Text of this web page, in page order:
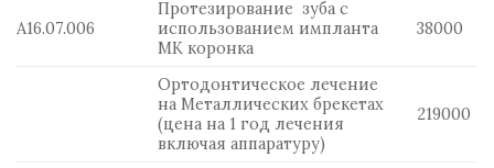
А16.07.006
Протезирование зуба с
использованием импланта
МК коронка
38000
Ортодонтическое лечение
на Металлических брекетах
(цена на 1 год лечения
включая аппаратуру)
219000